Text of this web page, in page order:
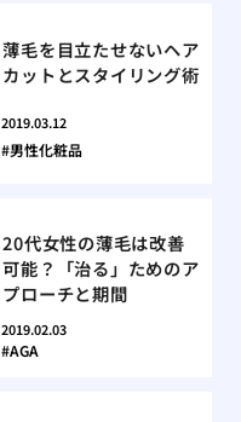
薄毛を目立たせないヘア
カットとスタイリング術
2019.03.12
男性化粧品
20代女性の薄毛は改善
可能？「治る」ためのア
プローチと期間
2019.02.03
AGA